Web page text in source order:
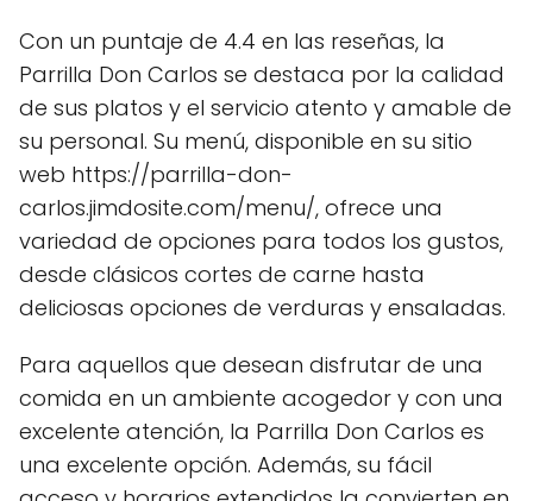
Con un puntaje de 4.4 en las reseñas, la
Parrilla Don Carlos se destaca por la calidad
de sus platos y el servicio atento y amable de
su personal. Su menú, disponible en su sitio
web https://parrilla-don-
carlos.jimdosite.com/menu/, ofrece una
variedad de opciones para todos los gustos,
desde clásicos cortes de carne hasta
deliciosas opciones de verduras y ensaladas.
Para aquellos que desean disfrutar de una
comida en un ambiente acogedor y con una
excelente atención, la Parrilla Don Carlos es
una excelente opción. Además, su fácil